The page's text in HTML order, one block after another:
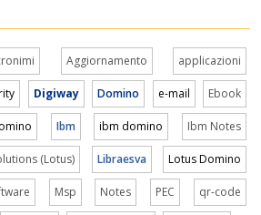
Aggiornamento applicazioni
Digiway Domino e-mail Ebook
Ibm ibm domino Ibm Notes
(Lotus) Libraesva Lotus Domino
Msp Notes PEC qr-code